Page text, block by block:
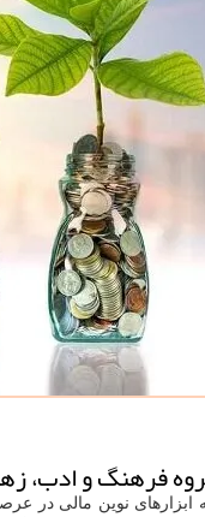
فرهنگ و ادب،
ابزارهای نوین مالی در